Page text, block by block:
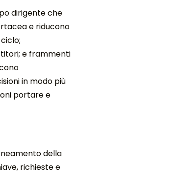
dirigente che
e riducono
e frammenti
in modo più
portare e
della
richieste e